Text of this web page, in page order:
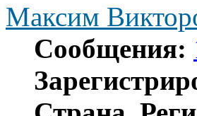
Максим
Сообщения: